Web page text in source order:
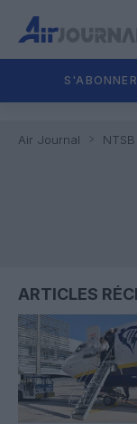
S'ABONNER
Air Journal NTSB
ARTICLES